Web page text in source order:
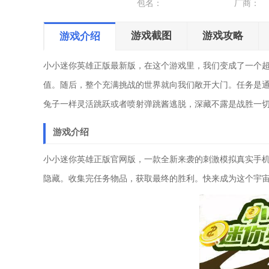
包名： 厂商：
游戏介绍 游戏截图 游戏攻略
小小迷你英雄正版最新版，在这个游戏里，我们变成了一个
值。随后，整个充满挑战的世界就向我们敞开大门。任务是
兔子一样灵活跳跃或者喷射弹跳酱逃脱，深藏不露是战胜一
游戏介绍
小小迷你英雄正版官网版，一款全新来袭的刺激模拟真实手
隐藏。收集完任务物品，获取最终的胜利。快来成为这个宇